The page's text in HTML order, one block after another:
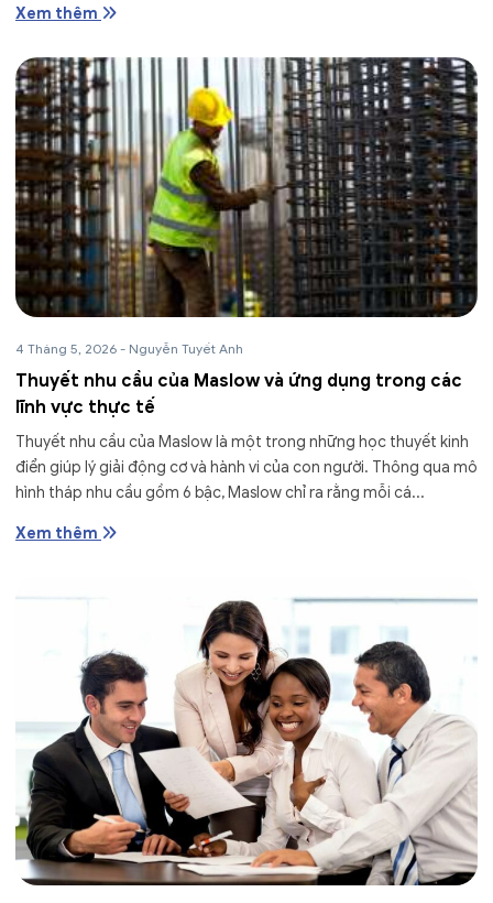
Xem thêm
4 Tháng 5, 2026 - Nguyễn Tuyết Anh
Thuyết nhu cầu của Maslow và ứng dụng trong các
lĩnh vực thực tế
Thuyết nhu cầu của Maslow là một trong những học thuyết kinh
điển giúp lý giải động cơ và hành vi của con người. Thông qua mô
hình tháp nhu cầu gồm 6 bậc, Maslow chỉ ra rằng mỗi cá...
Xem thêm